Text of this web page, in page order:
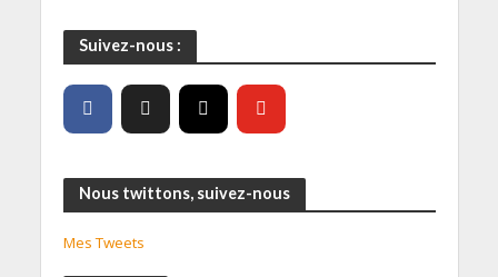
Suivez-nous :
Nous twittons, suivez-nous
Mes Tweets